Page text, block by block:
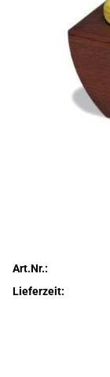
Art.Nr.:
Lieferzeit: